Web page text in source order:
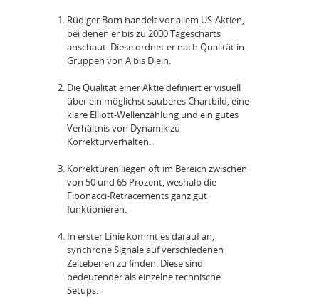
Rüdiger Born handelt vor allem US-Aktien,
bei denen er bis zu 2000 Tagescharts
anschaut. Diese ordnet er nach Qualität in
Gruppen von A bis D ein.
Die Qualität einer Aktie definiert er visuell
über ein möglichst sauberes Chartbild, eine
klare Elliott-Wellenzählung und ein gutes
Verhältnis von Dynamik zu
Korrekturverhalten.
Korrekturen liegen oft im Bereich zwischen
von 50 und 65 Prozent, weshalb die
Fibonacci-Retracements ganz gut
funktionieren.
In erster Linie kommt es darauf an,
synchrone Signale auf verschiedenen
Zeitebenen zu finden. Diese sind
bedeutender als einzelne technische
Setups.